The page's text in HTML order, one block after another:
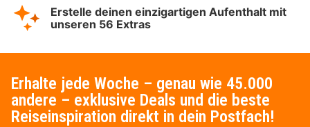
Erstelle deinen einzigartigen Aufenthalt mit
unseren 56 Extras
Erhalte jede Woche – genau wie 45.000
andere – exklusive Deals und die beste
Reiseinspiration direkt in dein Postfach!